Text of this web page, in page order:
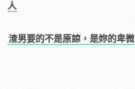
人
渣男要的不是原諒，是妳的卑微